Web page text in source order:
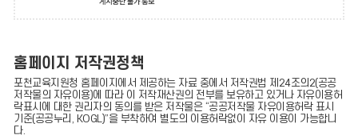
홈페이지 저작권정책
포천교육지원청 홈페이지에서 제공하는 자료 중에서 저작권법 제24조의2(공공
저작물의 자유이용)에 따라 이 저작재산권의 전부를 보유하고 있거나 자유이용허
락표시에 대한 권리자의 동의를 받은 저작물은 “공공저작물 자유이용허락 표시
기준(공공누리, KOGL)”을 부착하여 별도의 이용허락없이 자유 이용이 가능합니
다.